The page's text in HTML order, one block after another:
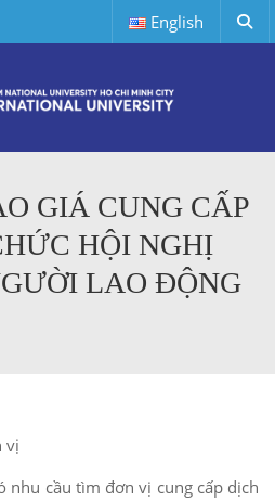
English
GIÁ CUNG CẤP
HỘI NGHỊ
LAO ĐỘNG
vị
nhu cầu tìm đơn vị cung cấp dịch